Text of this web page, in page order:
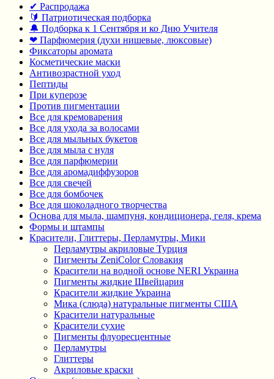
✔ Распродажа
🔰 Патриотическая подборка
🔔 Подборка к 1 Сентября и ко Дню Учителя
❤ Парфюмерия (духи нишевые, люксовые)
Фиксаторы аромата
Косметические маски
Антивозрастной уход
Пептиды
При куперозе
Против пигментации
Все для кремоварения
Все для ухода за волосами
Все для мыльных букетов
Все для мыла с нуля
Все для парфюмерии
Все для аромадиффузоров
Все для свечей
Все для бомбочек
Все для шоколадного творчества
Основа для мыла, шампуня, кондиционера, геля, крема
Формы и штампы
Красители, Глиттеры, Перламутры, Мики
Перламутры акриловые Турция
Пигменты ZeniColor Словакия
Красители на водной основе NERI Украина
Пигменты жидкие Швейцария
Красители жидкие Украина
Мика (слюда) натуральные пигменты США
Красители натуральные
Красители сухие
Пигменты флуоресцентные
Перламутры
Глиттеры
Акриловые краски